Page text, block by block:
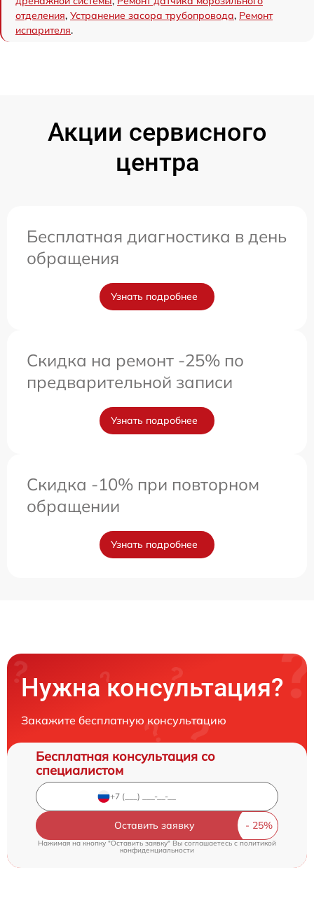
отделения, Устранение засора трубопровода, Ремонт
испарителя.
Акции сервисного
центра
Бесплатная диагностика в день
обращения
Узнать подробнее
Скидка на ремонт -25% по
предварительной записи
Узнать подробнее
Скидка -10% при повторном
обращении
Узнать подробнее
Нужна консультация?
Закажите бесплатную консультацию
Бесплатная консультация со
специалистом
Оставить заявку
Нажимая на кнопку "Оставить заявку" Вы соглашаетесь cполитикой
конфиденциальности